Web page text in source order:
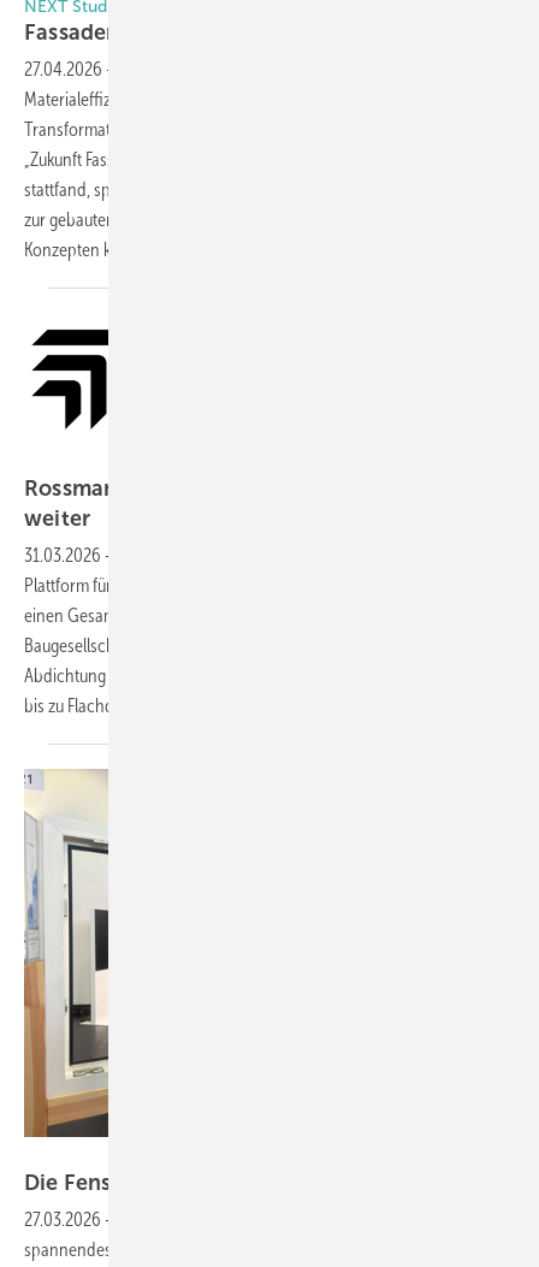
NEXT Studio
Fassaden für die
27.04.2026 -
Materialeffizienz: Die Gebäudehülle ist längst zentraler Baustein der
Transformation des Bauens. Der Fachdialog Fassadenplanung
„Zukunft Fassade“, der am 21. April 2026 im Next Studio in Frankfurt
stattfand, spannte eindrucksvoll den Bogen von aktueller Forschung
zur gebauten Praxis. Dabei wurde deutlich, wie aus innovativen
Konzepten konkrete, zukunftsfähige Fassadenlösungen
Rossmanith-Mutter Upfront Group wächst
weiter
31.03.2026 -
Plattform für Gebäudehüllenlösungen integriert und erreicht damit
einen Gesamtumsatz von rund 150 Mio. Euro. Mit EngFle
Baugesellschaft, der Heidersberger Gruppe und Rudolf Schweiger
Abdichtung erweitert sich das Portfolio von Klinker- über Aluminium-
bis zu Flachdachlösungen.
Die Fensterbau Frontale 2026 in
27.03.2026 -
spannendes Branchen-Event auf Weltniveau. Hier zeigen wir eine